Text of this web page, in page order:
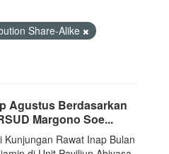
Share-Alike
Agustus Berdasarkan
Margono Soe...
Rawat Inap Bulan